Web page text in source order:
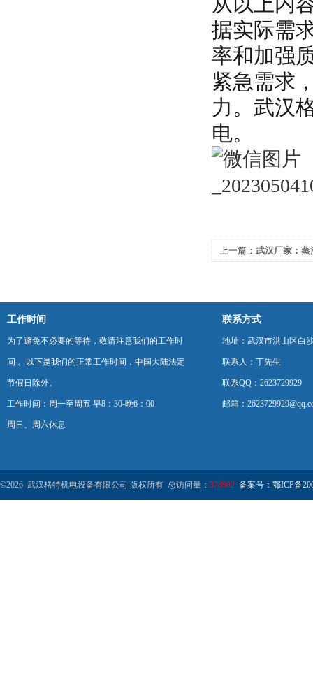
据实际需
率和加强
紧急需求
力。武汉
电。
上一篇： 武汉厂家：蒸
工作时间
为了避免不必要的等待，敬请注意我们的工作时
间 。以下是我们的正常工作时间，中国大陆法定
节假日除外。
工作时间：周一至周五 早8：30-晚6：00
周日、周六休息
联系方式
地址：武汉市洪山区白
联系人：丁先生
联系QQ：2623729929
邮箱：
©2026 武汉格特机电设备有限公司 版权所有 总访问量： 378982 备案号：鄂ICP备